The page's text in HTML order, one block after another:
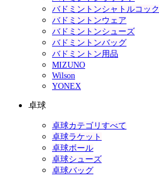
バドミントンシャトルコック
バドミントンウェア
バドミントンシューズ
バドミントンバッグ
バドミントン用品
MIZUNO
Wilson
YONEX
卓球
卓球カテゴリすべて
卓球ラケット
卓球ボール
卓球シューズ
卓球バッグ